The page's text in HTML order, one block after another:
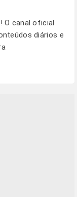
O canal oficial
diários e